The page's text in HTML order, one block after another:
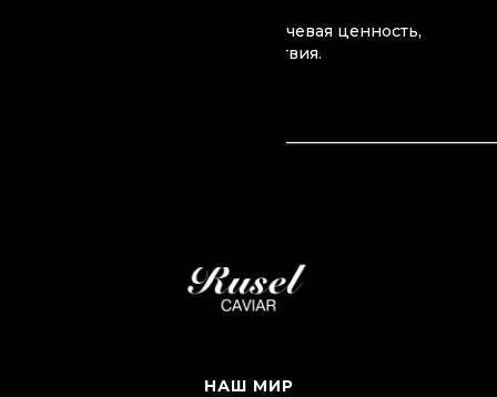
Устойчивое развитие — это ключевая ценность,
которая направляет наши действия.‍
НАШ МИР